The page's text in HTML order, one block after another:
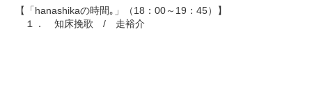
【「hanashikaの時間｡」（18：00～19：45）】
１． 知床挽歌 / 走裕介